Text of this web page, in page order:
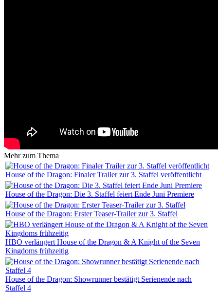
Mehr zum Thema
House of the Dragon: Finaler Trailer zur 3. Staffel veröffentlicht
House of the Dragon: Die 3. Staffel feiert Ende Juni Premiere
House of the Dragon: Erster Teaser-Trailer zur 3. Staffel
HBO verlängert House of the Dragon & A Knight of the Seven
Kingdoms frühzeitig
House of the Dragon: Showrunner bestätigt Serienende nach
Staffel 4